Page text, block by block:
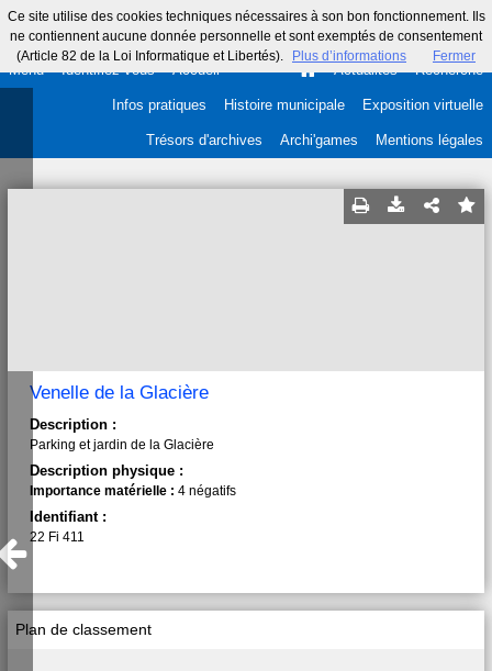
Ce site utilise des cookies techniques nécessaires à son bon fonctionnement. Ils
ne contiennent aucune donnée personnelle et sont exemptés de consentement
(Article 82 de la Loi Informatique et Libertés).
Plus d’informations Fermer
Menu Identifiez-vous Accueil Actualités Recherche
Infos pratiques Histoire municipale Exposition virtuelle
Trésors d'archives Archi'games Mentions légales
Plan de classement
Venelle de la Glacière
Description :
Parking et jardin de la Glacière
Description physique :
Importance matérielle : 4 négatifs
Identifiant :
22 Fi 411